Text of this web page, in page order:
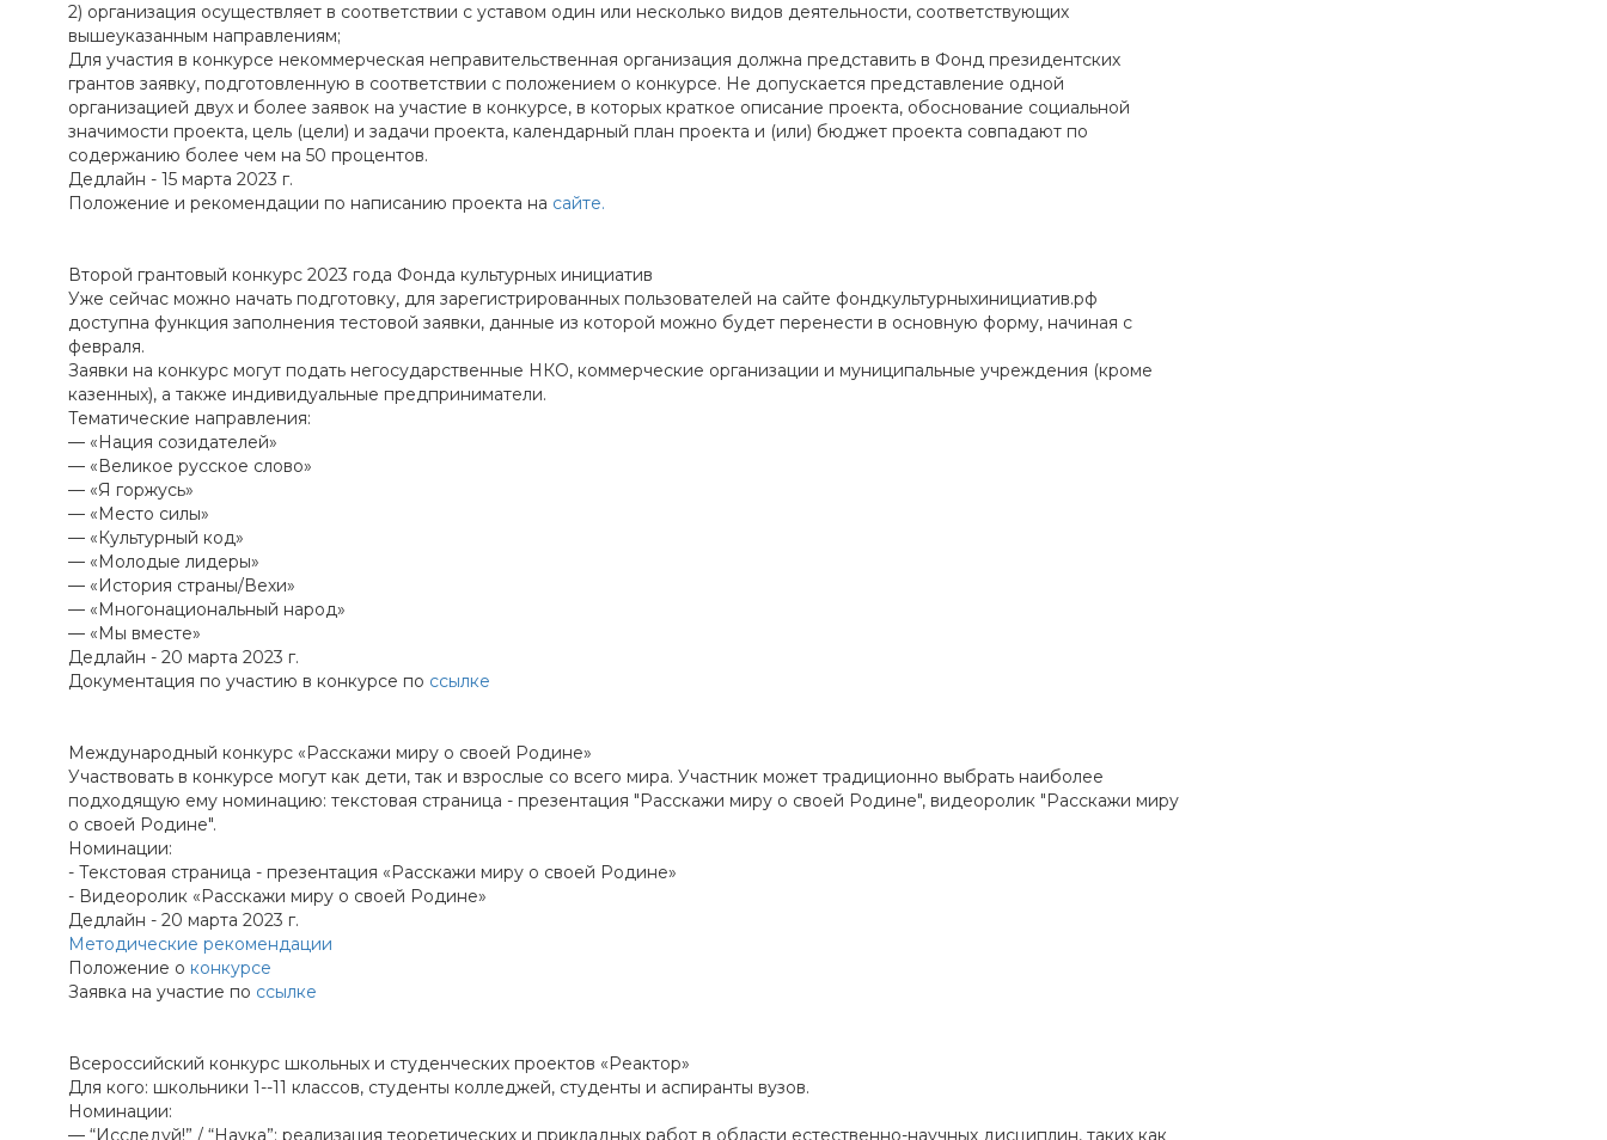
2) организация осуществляет в соответствии с уставом один или несколько видов деятельности, соответствующих
вышеуказанным направлениям;
Для участия в конкурсе некоммерческая неправительственная организация должна представить в Фонд президентских
грантов заявку, подготовленную в соответствии с положением о конкурсе. Не допускается представление одной
организацией двух и более заявок на участие в конкурсе, в которых краткое описание проекта, обоснование социальной
значимости проекта, цель (цели) и задачи проекта, календарный план проекта и (или) бюджет проекта совпадают по
содержанию более чем на 50 процентов.
Дедлайн - 15 марта 2023 г.
Положение и рекомендации по написанию проекта на сайте.
Второй грантовый конкурс 2023 года Фонда культурных инициатив
Уже сейчас можно начать подготовку, для зарегистрированных пользователей на сайте фондкультурныхинициатив.рф
доступна функция заполнения тестовой заявки, данные из которой можно будет перенести в основную форму, начиная с
февраля.
Заявки на конкурс могут подать негосударственные НКО, коммерческие организации и муниципальные учреждения (кроме
казенных), а также индивидуальные предприниматели.
Тематические направления:
— «Нация созидателей»
— «Великое русское слово»
— «Я горжусь»
— «Место силы»
— «Культурный код»
— «Молодые лидеры»
— «История страны/Вехи»
— «Многонациональный народ»
— «Мы вместе»
Дедлайн - 20 марта 2023 г.
Документация по участию в конкурсе по ссылке
Международный конкурс «Расскажи миру о своей Родине»
Участвовать в конкурсе могут как дети, так и взрослые со всего мира. Участник может традиционно выбрать наиболее
подходящую ему номинацию: текстовая страница - презентация "Расскажи миру о своей Родине", видеоролик "Расскажи миру
о своей Родине".
Номинации:
- Текстовая страница - презентация «Расскажи миру о своей Родине»
- Видеоролик «Расскажи миру о своей Родине»
Дедлайн - 20 марта 2023 г.
Методические рекомендации
Положение о конкурсе
Заявка на участие по ссылке
Всероссийский конкурс школьных и студенческих проектов «Реактор»
Для кого: школьники 1--11 классов, студенты колледжей, студенты и аспиранты вузов.
Номинации:
— “Исследуй!” / “Наука”: реализация теоретических и прикладных работ в области естественно-научных дисциплин, таких как